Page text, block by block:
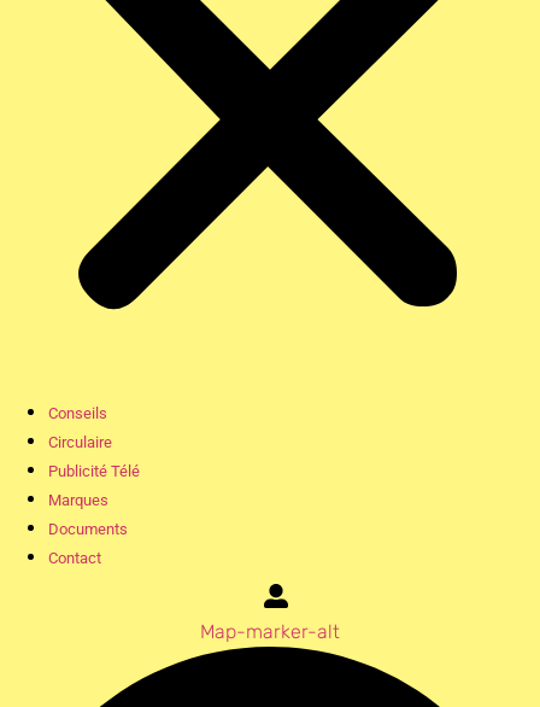
Conseils
Circulaire
Publicité Télé
Marques
Documents
Contact
Map-marker-alt